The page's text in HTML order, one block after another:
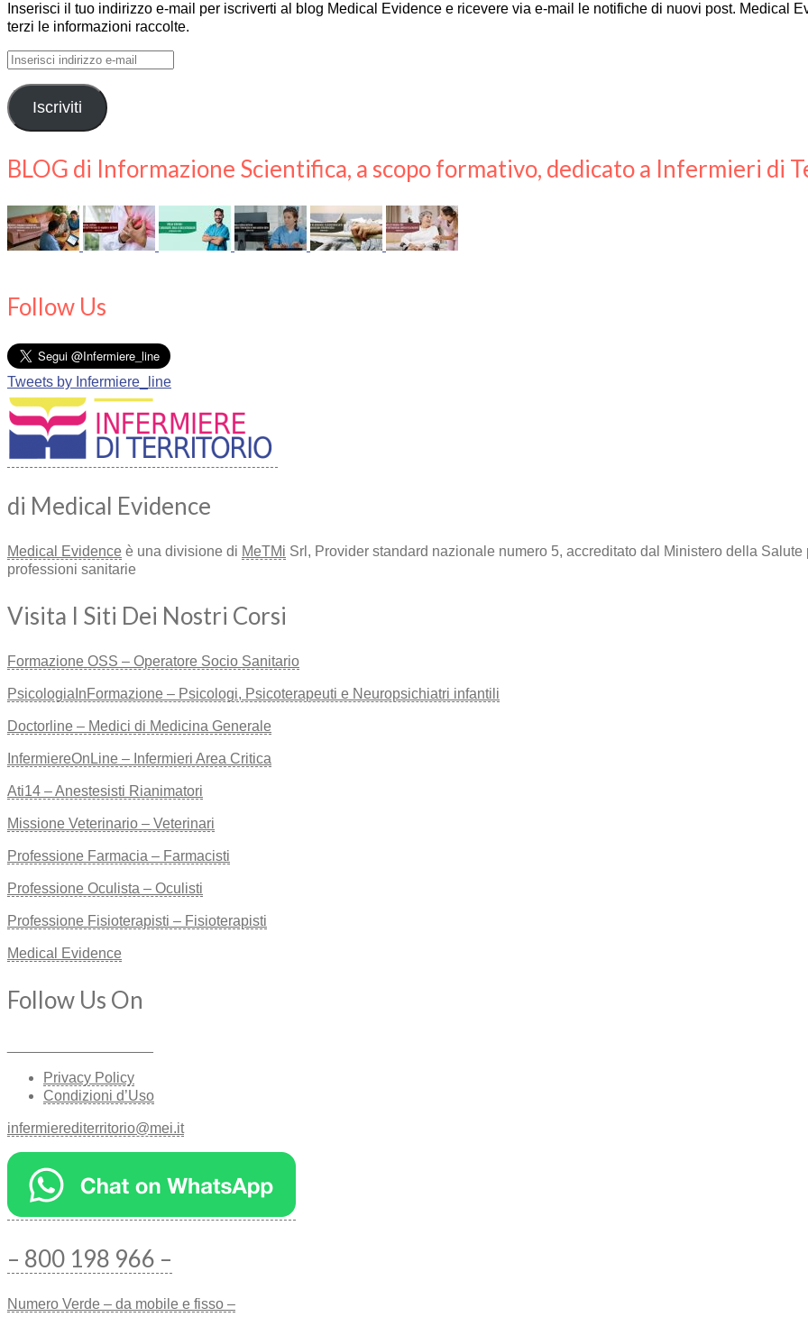
Inserisci il tuo indirizzo e-mail per iscriverti al blog Medical Evidence e ricevere via e-mail le notifiche di nuovi post. Medical
terzi le informazioni raccolte.
Inserisci
e-
mail Iscriviti
BLOG di Informazione Scientifica, a scopo formativo, dedicato a Infermieri di
Follow Us
Tweets by Infermiere_line
di Medical Evidence
Medical Evidence è una divisione di MeTMi Srl, Provider standard nazionale numero 5, accreditato dal Ministero della
professioni sanitarie
Visita I Siti Dei Nostri Corsi
Formazione OSS – Operatore Socio Sanitario
PsicologiaInFormazione – Psicologi, Psicoterapeuti e Neuropsichiatri infantili
Doctorline – Medici di Medicina Generale
InfermiereOnLine – Infermieri Area Critica
Ati14 – Anestesisti Rianimatori
Missione Veterinario – Veterinari
Professione Farmacia – Farmacisti
Professione Oculista – Oculisti
Professione Fisioterapisti – Fisioterapisti
Medical Evidence
Follow Us On
Privacy Policy
Condizioni d’Uso
infermierediterritorio@mei.it
– 800 198 966 –
Numero Verde – da mobile e fisso –